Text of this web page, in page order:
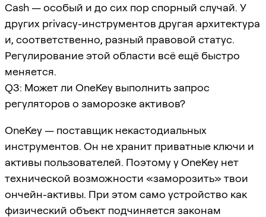
Cash — особый и до сих пор спорный случай. У
других privacy-инструментов другая архитектура
и, соответственно, разный правовой статус.
Регулирование этой области всё ещё быстро
меняется.
Q3: Может ли OneKey выполнить запрос
регуляторов о заморозке активов?
OneKey — поставщик некастодиальных
инструментов. Он не хранит приватные ключи и
активы пользователей. Поэтому у OneKey нет
технической возможности «заморозить» твои
ончейн-активы. При этом само устройство как
физический объект подчиняется законам